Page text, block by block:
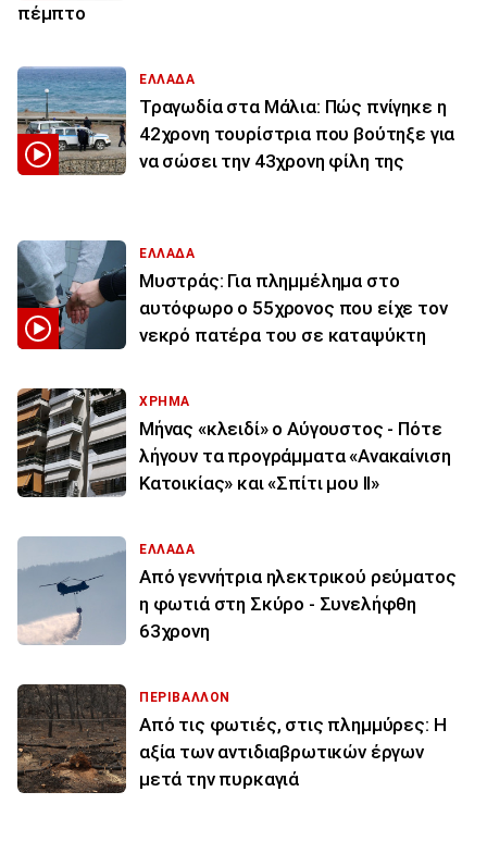
πέμπτο
ΕΛΛΑΔΑ
Τραγωδία στα Μάλια: Πώς πνίγηκε η
42χρονη τουρίστρια που βούτηξε για
να σώσει την 43χρονη φίλη της
ΕΛΛΑΔΑ
Μυστράς: Για πλημμέλημα στο
αυτόφωρο ο 55χρονος που είχε τον
νεκρό πατέρα του σε καταψύκτη
ΧΡΗΜΑ
Μήνας «κλειδί» ο Αύγουστος - Πότε
λήγουν τα προγράμματα «Ανακαίνιση
Κατοικίας» και «Σπίτι μου ΙΙ»
ΕΛΛΑΔΑ
Από γεννήτρια ηλεκτρικού ρεύματος
η φωτιά στη Σκύρο - Συνελήφθη
63χρονη
ΠΕΡΙΒΑΛΛΟΝ
Από τις φωτιές, στις πλημμύρες: Η
αξία των αντιδιαβρωτικών έργων
μετά την πυρκαγιά